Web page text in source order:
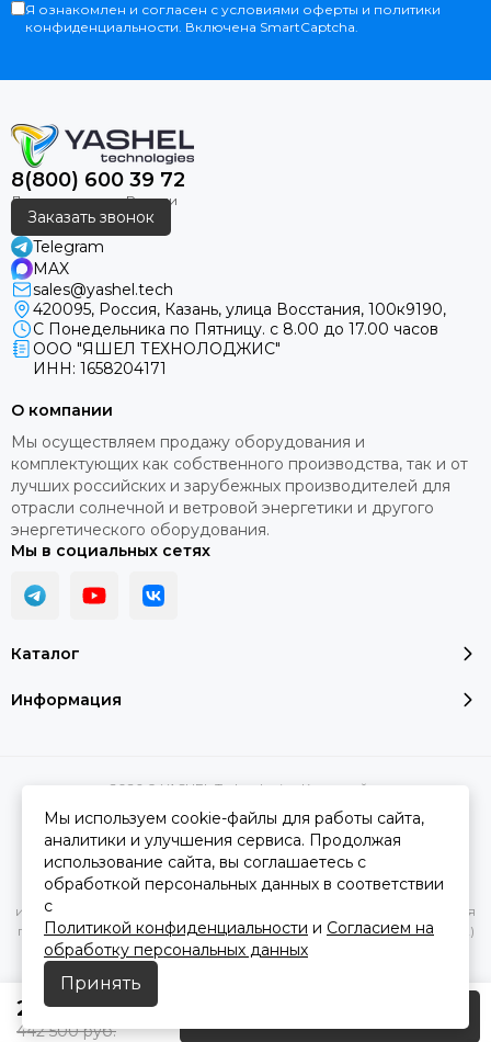
295 000руб.
442 500руб.
Я ознакомлен и согласен с условиями оферты и политики
конфиденциальности. Включена SmartCaptcha.
8(800) 600 39 72
Заказать звонок
Telegram
MAX
sales@yashel.tech
420095, Россия, Казань, улица Восстания, 100к9190,
С Понедельника по Пятницу. с 8.00 до 17.00 часов
ООО "ЯШЕЛ ТЕХНОЛОДЖИС"
ИНН: 1658204171
Каталог
Информация
О компании
Мы осуществляем продажу оборудования и
комплектующих как собственного производства, так и от
лучших российских и зарубежных производителей для
отрасли солнечной и ветровой энергетики и другого
энергетического оборудования.
Мы в социальных сетях
2026 © YASHEL Technologies. Карта сайта
Вся представленная на сайте информация, касающаяся
характеристик, стоимости товаров и услуг, носит
информационный характер и ни при каких условиях не является
публичной офертой, определяемой положениями Статьи 437(2)
Гражданского кодекса РФ.
Мы используем cookie-файлы для работы сайта,
аналитики и улучшения сервиса. Продолжая
использование сайта, вы соглашаетесь с
обработкой персональных данных в соответствии
с
Политикой конфиденциальности и Согласием на
обработку персональных данных
Принять